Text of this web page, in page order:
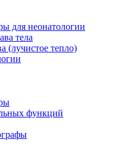
для неонатологии
тела
(лучистое тепло)
функций